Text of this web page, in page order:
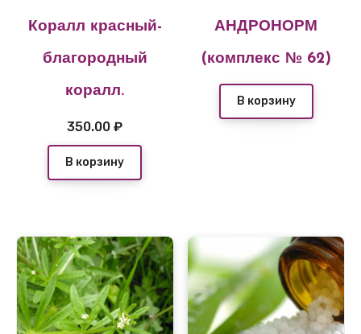
Коралл красный-
благородный
коралл.
350.00₽
В корзину
АНДРОНОРМ
(комплекс № 62)
В корзину